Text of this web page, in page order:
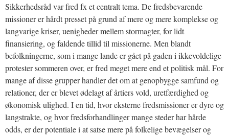
Sikkerhedsråd var fred fx et centralt tema. De fredsbevarende
missioner er hårdt presset på grund af mere og mere komplekse og
langvarige kriser, uenigheder mellem stormagter, for lidt
finansiering, og faldende tillid til missionerne. Men blandt
befolkningerne, som i mange lande er gået på gaden i ikkevoldelige
protester sommeren over, er fred meget mere end et politisk mål. For
mange af disse grupper handler det om at genopbygge samfund og
relationer, der er blevet ødelagt af årtiers vold, uretfærdighed og
økonomisk ulighed. I en tid, hvor eksterne fredsmissioner er dyre og
langstrakte, og hvor fredsforhandlinger mange steder har hårde
odds, er der potentiale i at satse mere på folkelige bevægelser og